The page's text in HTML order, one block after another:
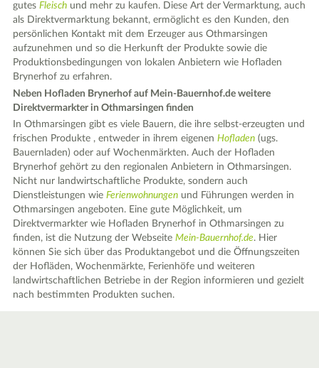
gutesFleisch und mehr zu kaufen. Diese Art der Vermarktung, auch
als Direktvermarktung bekannt, ermöglicht es den Kunden, den
persönlichen Kontakt mit dem Erzeuger aus Othmarsingen
aufzunehmen und so die Herkunft der Produkte sowie die
Produktionsbedingungen von lokalen Anbietern wie Hofladen
Brynerhof zu erfahren.
Neben Hofladen Brynerhof auf Mein-Bauernhof.de weitere
Direktvermarkter in Othmarsingen finden
In Othmarsingen gibt es viele Bauern, die ihre selbst-erzeugten und
frischen Produkte , entweder in ihrem eigenenHofladen (ugs.
Bauernladen) oder auf Wochenmärkten. Auch der Hofladen
Brynerhof gehört zu den regionalen Anbietern in Othmarsingen.
Nicht nur landwirtschaftliche Produkte, sondern auch
Dienstleistungen wieFerienwohnungen und Führungen werden in
Othmarsingen angeboten. Eine gute Möglichkeit, um
Direktvermarkter wie Hofladen Brynerhof in Othmarsingen zu
finden, ist die Nutzung der WebseiteMein-Bauernhof.de. Hier
können Sie sich über das Produktangebot und die Öffnungszeiten
der Hofläden, Wochenmärkte, Ferienhöfe und weiteren
landwirtschaftlichen Betriebe in der Region informieren und gezielt
nach bestimmten Produkten suchen.